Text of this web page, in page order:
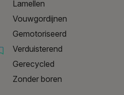
Lamellen
Vouwgordijnen
Gemotoriseerd
Verduisterend
Gerecycled
Zonder boren